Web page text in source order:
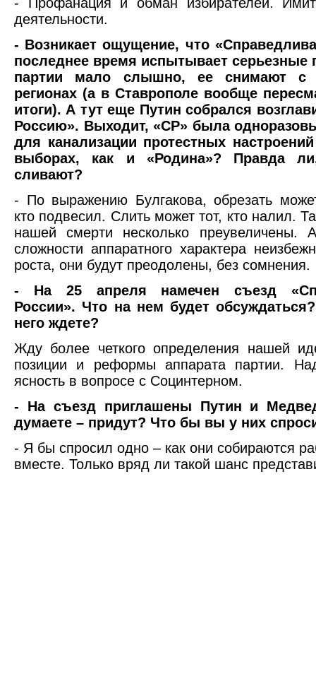
деятельности.
- Возникает ощущение, что
последнее время испытывает
партии мало слышно, ее снимают с
регионах (а в Ставрополе вообще
итоги). А тут еще Путин собрался
Россию». Выходит, «СР» была
для канализации протестных
выборах, как и «Родина»? Правда
сливают?
- По выражению Булгакова, обрезать
кто подвесил. Слить может тот, кто налил.
нашей смерти несколько преувеличены.
сложности аппаратного характера
роста, они будут преодолены, без сомнения.
- На 25 апреля намечен съезд
России». Что на нем будет
него ждете?
Жду более четкого определения нашей
позиции и реформы аппарата партии.
ясность в вопросе с Социнтерном.
- На съезд приглашены Путин и
думаете – придут? Что бы вы у них
- Я бы спросил одно – как они собираются
вместе. Только вряд ли такой шанс